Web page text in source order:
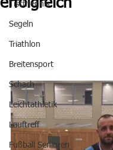
Tischtennis
Segeln
Triathlon
Breitensport
Schach
Leichtathletik
Lauftreff
Fußball Senioren
erfolgreich